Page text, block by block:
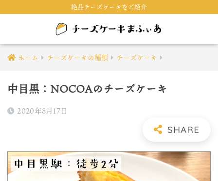
絶品チーズケーキをご紹介
ホーム チーズケーキの種類 チーズケーキ
中目黒：NOCOAのチーズケーキ
2020年8月17日